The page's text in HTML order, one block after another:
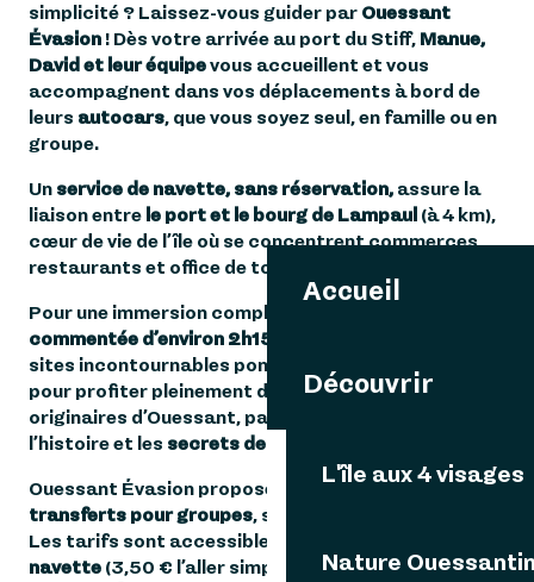
Accueil
Découvrir
L'île aux 4 visages
Nature
simplicité ? Laissez-vous guider par Ouessant
Évasion ! Dès votre arrivée au port du Stiff, Manue,
David et leur équipevous accueillent et vous
accompagnent dans vos déplacements à bord de
leurs autocars, que vous soyez seul, en famille ou en
groupe.
Un service de navette, sans réservation, assure la
liaison entre le port et le bourg de Lampaul (à 4 km),
cœur de vie de l’île où se concentrent commerces,
restaurants et office de tourisme.
Pour une immersion complète, optez pour une
commentée d’environ 2h15
sites incontournables ponctués de plusieurs arrêts
pour profiter pleinement des paysages. Les guides,
originaires d’Ouessant, partagent avec passion
l’histoire et les secrets de leur île
Ouessant Évasion propose également des
transferts pour groupes, scolaires ou randonneurs.
Les tarifs sont accessibles :
navette (3,50 € l’aller simple) et 24 € pour la formule